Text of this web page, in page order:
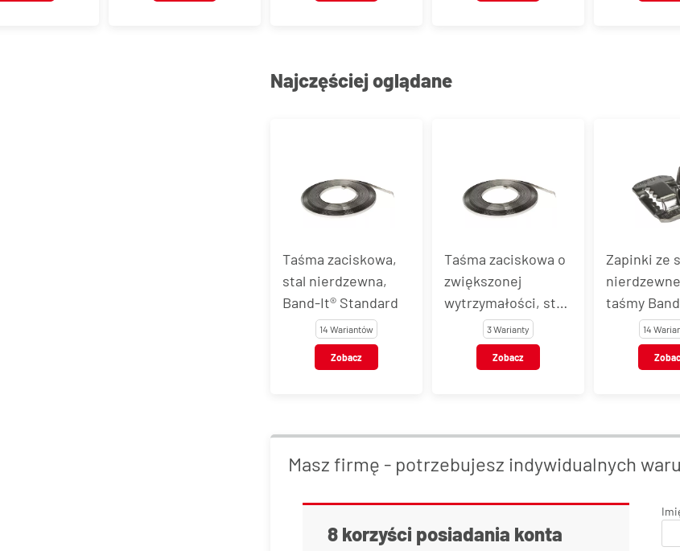
Najczęściej oglądane
Taśma zaciskowa,
stal nierdzewna,
Band-It® Standard
14 Wariantów
Zobacz
Taśma zaciskowa o
zwiększonej
wytrzymałości, stal
AISI 201, Band-It®
Giant
3 Warianty
Zobacz
Zapinki ze
taśmy
Standard
14
Masz firmę - potrzebujesz indywidualnych
8 korzyści posiadania konta